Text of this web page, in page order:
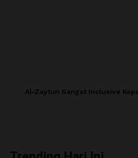
Al-Zaytun Sangat Inclusive